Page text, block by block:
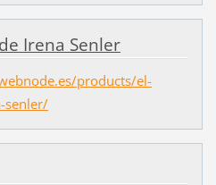
Irena Senler
products/el-
senler/